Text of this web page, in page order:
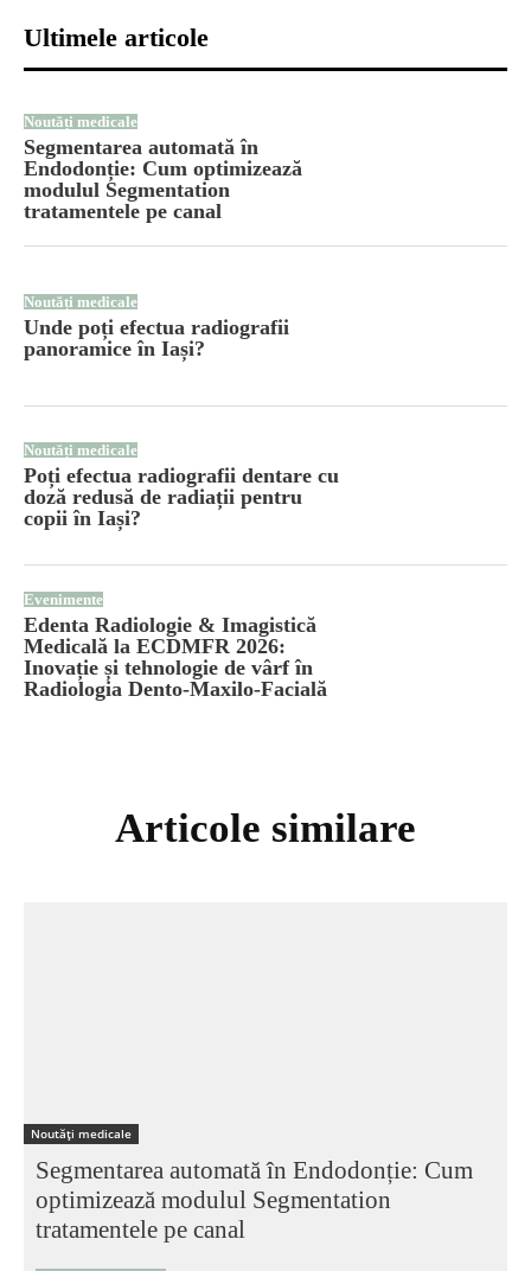
Ultimele articole
Noutăți medicale
Segmentarea automată în
Endodonție: Cum optimizează
modulul Segmentation
tratamentele pe canal
Noutăți medicale
Unde poți efectua radiografii
panoramice în Iași?
Noutăți medicale
Poți efectua radiografii dentare cu
doză redusă de radiații pentru
copii în Iași?
Evenimente
Edenta Radiologie & Imagistică
Medicală la ECDMFR 2026:
Inovație și tehnologie de vârf în
Radiologia Dento-Maxilo-Facială
Articole similare
Noutăți medicale
Segmentarea automată în Endodonție: Cum
optimizează modulul Segmentation
tratamentele pe canal